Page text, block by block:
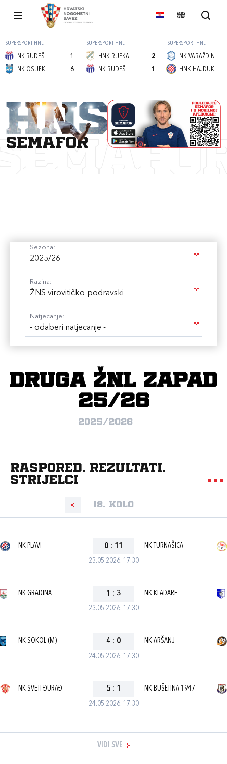
SUPERSPORT HNL
NK RUDEŠ
1
6
NK OSIJEK
SUPERSPORT HNL
HNK RIJEKA
2
1
NK RUDEŠ
SUPERSPORT HNL
NK VARAŽDIN
HNK HAJDUK
semafor
Sezona:
2025/26
Razina:
ŽNS virovitičko-podravski
Natjecanje:
- odaberi natjecanje -
DRUGA ŽNL ZAPAD
25/26
2025/2026
Raspored, rezultati,
strijelci
18. kolo
23.05.2026. 17:30
NK PLAVI 0 : 11 NK TURNAŠICA
23.05.2026. 17:30
NK GRADINA 1 : 3 NK KLADARE
24.05.2026. 17:30
NK SOKOL (M) 4 : 0 NK ARŠANJ
24.05.2026. 17:30
NK SVETI ĐURAĐ 5 : 1 NK BUŠETINA 1947
VIDI SVE